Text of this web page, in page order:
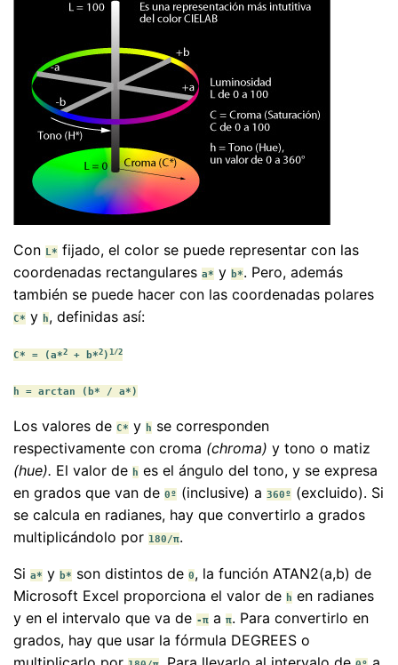
Con L* fijado, el color se puede representar con las
coordenadas rectangulares a* y b*. Pero, además
también se puede hacer con las coordenadas polares
C* y h, definidas así:
C* = (a*2 + b*2) 1/2
h = arctan (b* / a*)
Los valores de C* y h se corresponden
respectivamente con croma (chroma) y tono o matiz
(hue). El valor de h es el ángulo del tono, y se expresa
en grados que van de 0º (inclusive) a 360º (excluido). Si
se calcula en radianes, hay que convertirlo a grados
multiplicándolo por 180/π.
Si a* y b* son distintos de 0, la función ATAN2(a,b) de
Microsoft Excel proporciona el valor de h en radianes
y en el intervalo que va de -π a π. Para convertirlo en
grados, hay que usar la fórmula DEGREES o